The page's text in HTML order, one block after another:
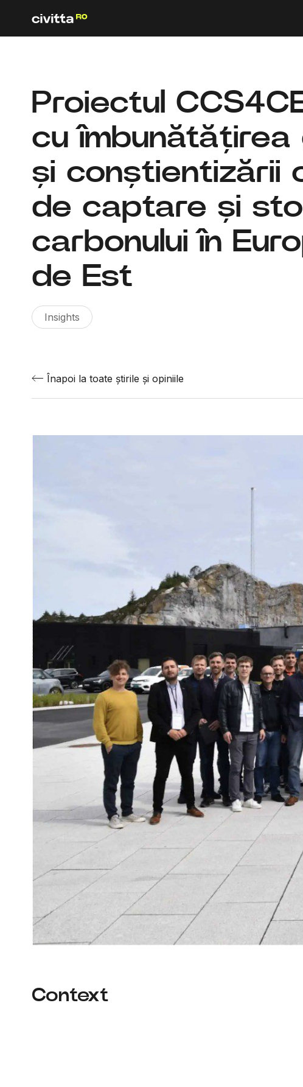
Proiectul
cu
și conștientizării
de captare și
carbonului în
de Est
Insights
Înapoi la toate știrile și opiniile
Context